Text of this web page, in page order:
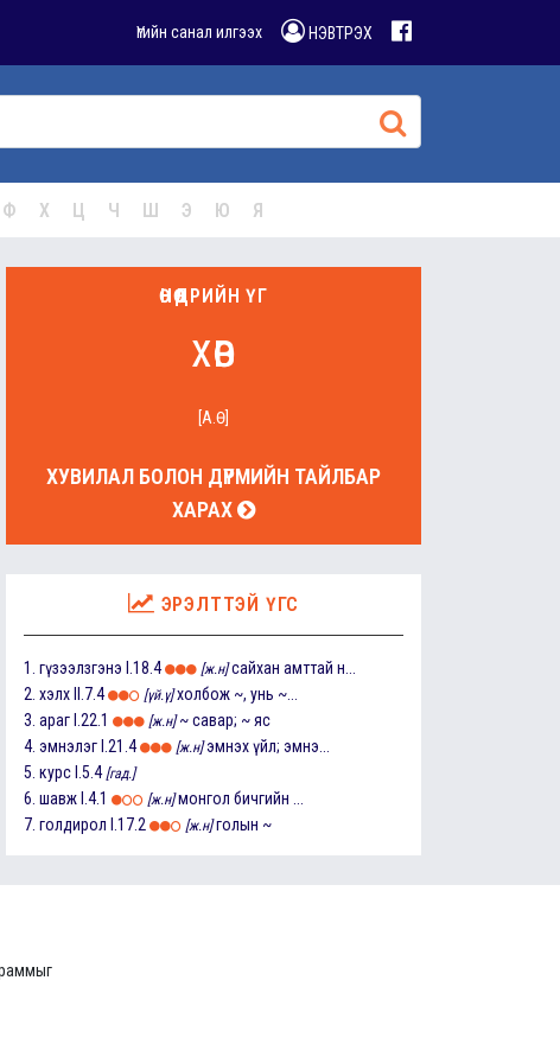
Үгийн санал илгээх НЭВТРЭХ
Ф Х Ц Ч Ш Э Ю Я
ӨНӨӨДРИЙН ҮГ
хөв
[А.Ө]
ХУВИЛАЛ БОЛОН ДҮРМИЙН ТАЙЛБАР
ХАРАХ
ЭРЭЛТТЭЙ ҮГС
1. гүзээлзгэнэ I.18.4 [ж.н] сайхан амттай н...
2. хэлх II.7.4 [үй.ү] холбож ~, унь ~...
3. араг I.22.1 [ж.н] ~ савар; ~ яс
4. эмнэлэг I.21.4 [ж.н] эмнэх үйл; эмнэ...
5. курс I.5.4 [гад.]
6. шавж I.4.1 [ж.н] монгол бичгийн ...
7. голдирол I.17.2 [ж.н] голын ~